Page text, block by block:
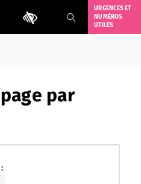
Outils d'accessibilité
URGENCES ET
NUMÉROS
UTILES
par